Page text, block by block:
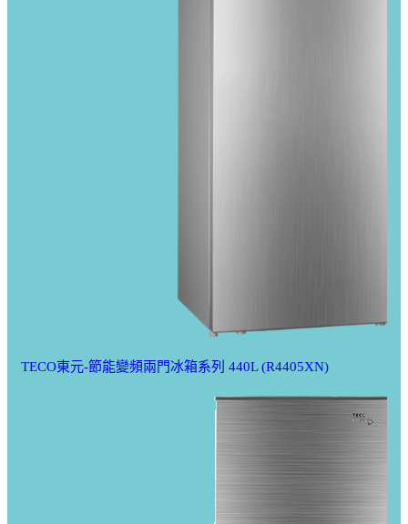
TECO東元-節能變頻兩門冰箱系列 440L (R4405XN)